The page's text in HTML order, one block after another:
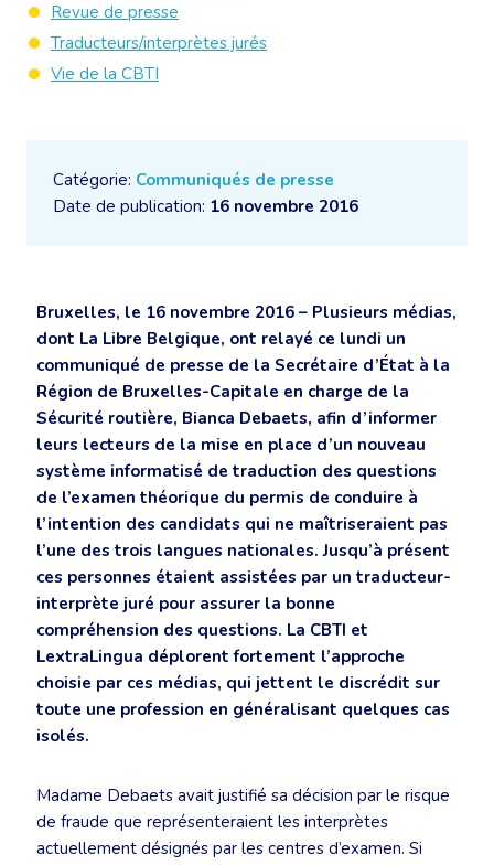
Catégorie: Communiqués de presse
Date de publication: 16 novembre 2016
Bruxelles, le 16 novembre 2016 – Plusieurs médias,
dont La Libre Belgique, ont relayé ce lundi un
communiqué de presse de la Secrétaire d’État à la
Région de Bruxelles-Capitale en charge de la
Sécurité routière, Bianca Debaets, afin d’informer
leurs lecteurs de la mise en place d’un nouveau
système informatisé de traduction des questions
de l’examen théorique du permis de conduire à
l’intention des candidats qui ne maîtriseraient pas
l’une des trois langues nationales. Jusqu’à présent
ces personnes étaient assistées par un traducteur-
interprète juré pour assurer la bonne
compréhension des questions. La CBTI et
LextraLingua déplorent fortement l’approche
choisie par ces médias, qui jettent le discrédit sur
toute une profession en généralisant quelques cas
isolés.
Madame Debaets avait justifié sa décision par le risque
de fraude que représenteraient les interprètes
actuellement désignés par les centres d’examen. Si
Revue de presse
Traducteurs/interprètes jurés
Vie de la CBTI